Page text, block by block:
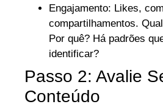
Engajamento: Likes,
compartilhamentos.
Por quê? Há padrões
identificar?
Passo 2: Avalie
Conteúdo